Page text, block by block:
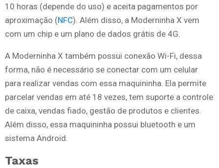
10 horas (depende do uso) e aceita pagamentos por
aproximação (NFC). Além disso, a Moderninha X vem
com um chip e um plano de dados grátis de 4G.
A Moderninha X também possui conexão Wi-Fi, dessa
forma, não é necessário se conectar com um celular
para realizar vendas com essa maquininha. Ela permite
parcelar vendas em até 18 vezes, tem suporte a controle
de caixa, vendas fiado, gestão de produtos e clientes.
Além disso, essa maquininha possui bluetooth e um
sistema Android.
Taxas